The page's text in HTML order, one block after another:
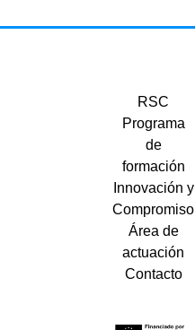
RSC
Programa
de
formación
Innovación y
Compromiso
Área de
actuación
Contacto